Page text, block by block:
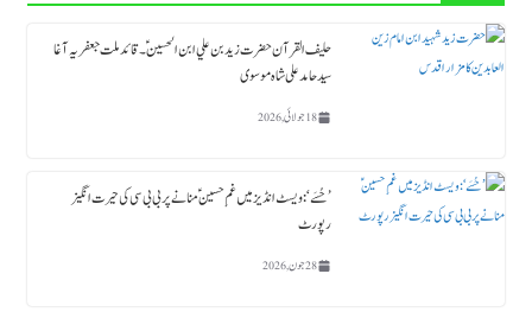
حلیف القرآن حضرت زید بن علي ابن الحسین ؑ ۔قائد ملت جعفریہ آغا
سید حامد علی شاہ موسوی
18 جولائی, 2026
’حُسَے‘: ویسٹ انڈیز میں غمِ حسینؑ منانے پر بی بی سی کی حیرت انگیز
رپورٹ
28 جون, 2026